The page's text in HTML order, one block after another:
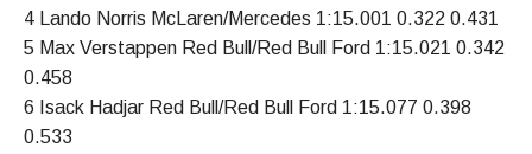
4 Lando Norris McLaren/Mercedes 1:15.001 0.322 0.431
5 Max Verstappen Red Bull/Red Bull Ford 1:15.021 0.342
0.458
6 Isack Hadjar Red Bull/Red Bull Ford 1:15.077 0.398
0.533